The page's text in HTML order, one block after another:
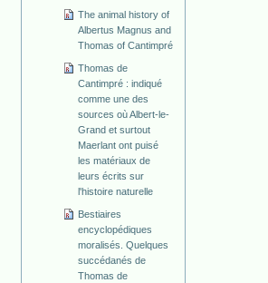
The animal history of
Albertus Magnus and
Thomas of Cantimpré
Thomas de
Cantimpré : indiqué
comme une des
sources où Albert-le-
Grand et surtout
Maerlant ont puisé
les matériaux de
leurs écrits sur
l'histoire naturelle
Bestiaires
encyclopédiques
moralisés. Quelques
succédanés de
Thomas de